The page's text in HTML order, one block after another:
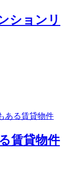
ションリ
賃貸物件